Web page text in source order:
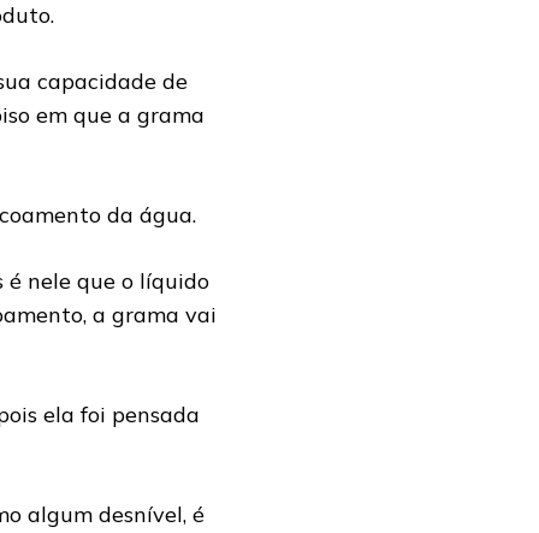
capacidade de
em que a grama
da água.
é nele que o líquido
a grama vai
ela foi pensada
algum desnível, é